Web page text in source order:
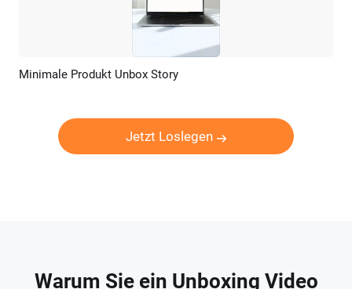
Vorschau
Minimale Produkt Unbox Story
Jetzt Loslegen
Warum Sie ein Unboxing Video